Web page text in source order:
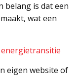
belang is dat een
wat een
eigen website of